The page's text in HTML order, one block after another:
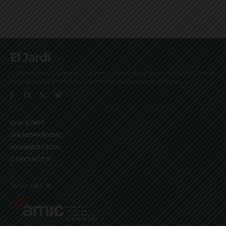
El Jardí
La Bonanova, Monterols, Galvany, Turó Parc, el Farró, el Putxet, Sarrià,
les Tres Torres, Pedralbes, Vallvidrera, les Planes i el Tibidabo
QUI SOM?
ON REPARTIM?
HEMEROTECA
CONTACTA
Associats a: